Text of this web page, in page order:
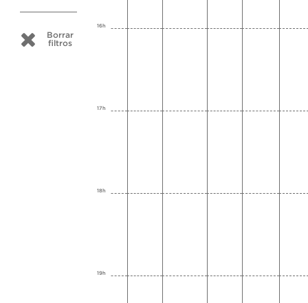
Borrar
filtros
16h
17h
18h
19h